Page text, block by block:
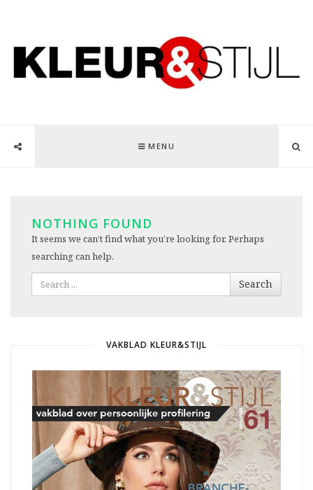
MENU
NOTHING FOUND
It seems we can’t find what you’re looking for. Perhaps
searching can help.
Search
VAKBLAD KLEUR&STIJL